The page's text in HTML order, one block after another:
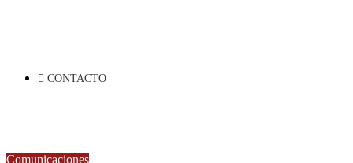
CONTACTO
Comunicaciones